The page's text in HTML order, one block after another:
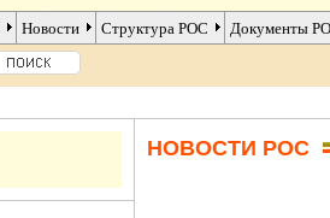
Новости Структура РОС Документы
НОВОСТИ РОС